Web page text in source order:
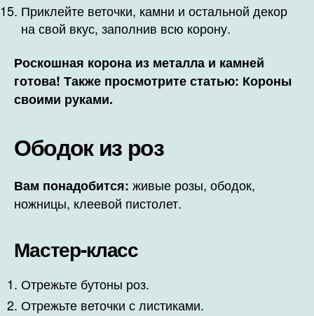
Приклейте веточки, камни и остальной декор
на свой вкус, заполнив всю корону.
Роскошная корона из металла и камней
готова! Также просмотрите статью: Короны
своими руками.
Ободок из роз
Вам понадобится: живые розы, ободок,
ножницы, клеевой пистолет.
Мастер-класс
Отрежьте бутоны роз.
Отрежьте веточки с листиками.